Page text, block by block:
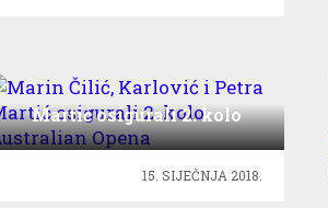
Marin Čilić, Karlović i Petra
Martić osigurali 2. kolo
Australian Opena
15. SIJEČNJA 2018.